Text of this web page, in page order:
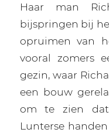
Haar man
bijspringen bij
opruimen van
vooral zomers
gezin, waar
een bouw
om te zien
Lunterse